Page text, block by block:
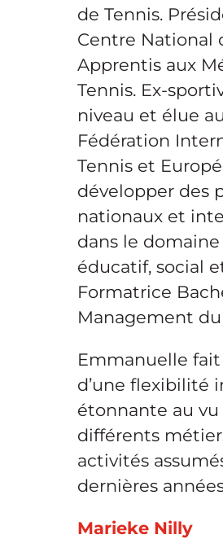
de Tennis.
Centre National
Apprentis aux
Tennis. Ex-
niveau et élue
Fédération
Tennis et
développer des
nationaux et
dans le
éducatif, social
Formatrice
Management
Emmanuelle
d’une flexibilité
étonnante au vu
différents
activités
dernières
Marieke Nilly